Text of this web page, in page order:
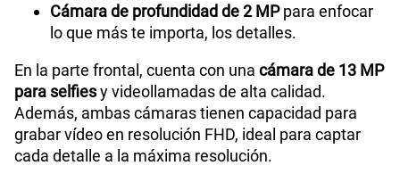
Cámara de profundidad de 2 MPpara enfocar
lo que más te importa, los detalles.
En la parte frontal, cuenta con una cámara de 13 MP
para selfiesy videollamadas de alta calidad.
Además, ambas cámaras tienen capacidad para
grabar vídeo en resolución FHD, ideal para captar
cada detalle a la máxima resolución.